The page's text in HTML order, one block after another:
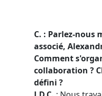
C. : Parlez-nous
associé,
Comment
collaboration ?
défini ?